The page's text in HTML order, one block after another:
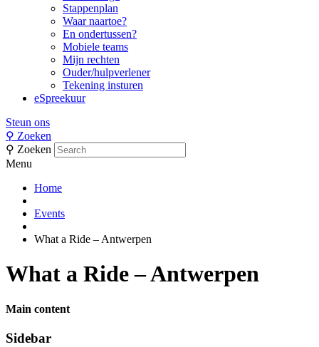
Stappenplan
Waar naartoe?
En ondertussen?
Mobiele teams
Mijn rechten
Ouder/hulpverlener
Tekening insturen
eSpreekuur
Steun ons
⚲ Zoeken
⚲ Zoeken
Menu
Home
Events
What a Ride – Antwerpen
What a Ride – Antwerpen
Main content
Sidebar